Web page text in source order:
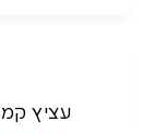
עציץ